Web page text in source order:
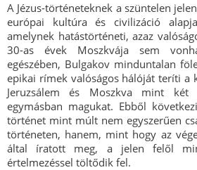
A Jézus-történeteknek a szüntelen
európai kultúra és civilizáció
amelynek hatástörténeti, azaz
30-as évek Moszkvája sem
egészében, Bulgakov minduntalan
epikai rímek valóságos hálóját teríti a
Jeruzsálem és Moszkva mint
egymásban magukat. Ebből
történet mint múlt nem egyszerűen
történeten, hanem, mint hogy az
által íratott meg, a jelen felől
értelmezéssel töltődik fel.